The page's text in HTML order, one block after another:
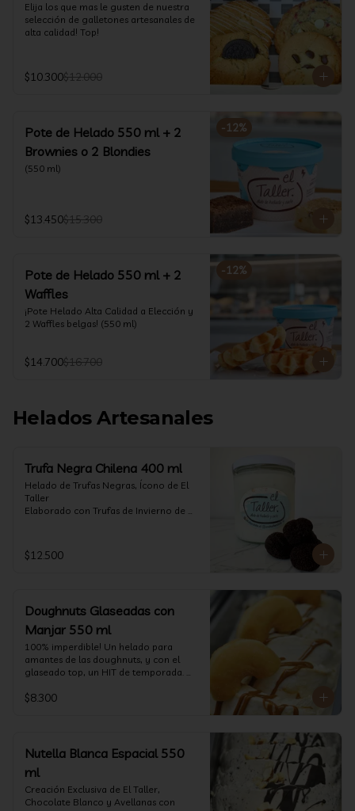
Elija los que mas le gusten de nuestra
selección de galletones artesanales de
alta calidad! Top!
$10.300$12.000
-12%
Pote de Helado 550 ml + 2
Brownies o 2 Blondies
(550 ml)
$13.450$15.300
-12%
Pote de Helado 550 ml + 2
Waffles
¡Pote Helado Alta Calidad a Elección y
2 Waffles belgas! (550 ml)
$14.700$16.700
Helados Artesanales
Trufa Negra Chilena 400 ml
Helado de Trufas Negras, Ícono de El
Taller
Elaborado con Trufas de Invierno de
cremoso y con un delicado proceso
para obtener una experiencia
esta Edición es muy Limitada,
aproveche ya de vivir esta fantástica
experiencia!!
Ya disponible en www.eltallerchile.cl
$12.500
Doughnuts Glaseadas con
Manjar 550 ml
100% imperdible! Un helado para
amantes de las doughnuts, y con el
glaseado top, un HIT de temporada.
$8.300
Nutella Blanca Espacial 550
ml
Creación Exclusiva de El Taller,
Chocolate Blanco y Avellanas con